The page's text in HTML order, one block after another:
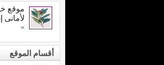
موقع
لأمانى
»
أقسام الموقع